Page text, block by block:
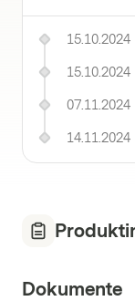
15.10.2024
15.10.2024
07.11.2024
14.11.2024
Dokumente